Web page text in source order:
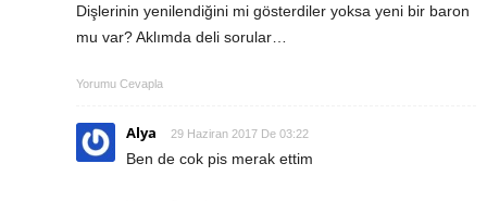
Dişlerinin yenilendiğini mi gösterdiler yoksa yeni bir baron
mu var? Aklımda deli sorular…
Yorumu Cevapla
Alya 29 Haziran 2017 De 03:22
Ben de cok pis merak ettim